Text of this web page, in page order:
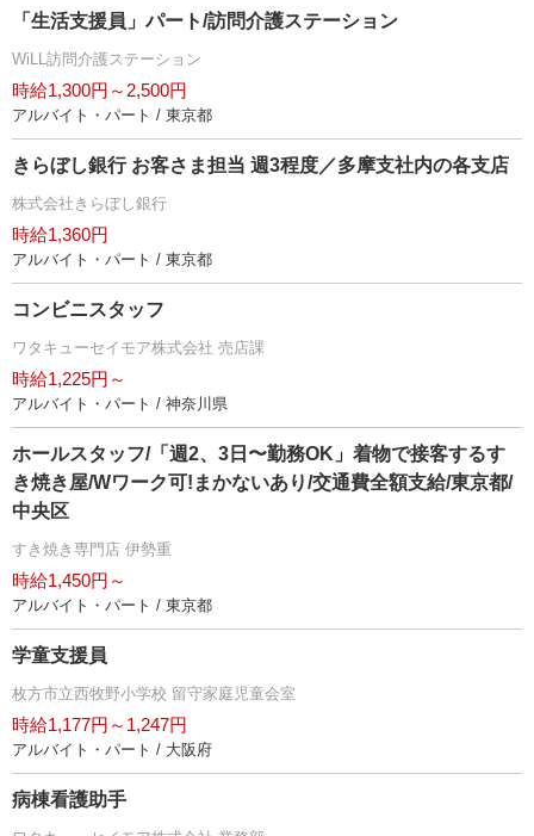
「生活支援員」パート/訪問介護ステーション
WiLL訪問介護ステーション
時給1,300円～2,500円
アルバイト・パート / 東京都
きらぼし銀行 お客さま担当 週3程度／多摩支社内の各支店
株式会社きらぼし銀行
時給1,360円
アルバイト・パート / 東京都
コンビニスタッフ
ワタキューセイモア株式会社 売店課
時給1,225円～
アルバイト・パート / 神奈川県
ホールスタッフ/「週2、3日〜勤務OK」着物で接客するす
き焼き屋/Wワーク可!まかないあり/交通費全額支給/東京都/
中央区
すき焼き専門店 伊勢重
時給1,450円～
アルバイト・パート / 東京都
学童支援員
枚方市立西牧野小学校 留守家庭児童会室
時給1,177円～1,247円
アルバイト・パート / 大阪府
病棟看護助手